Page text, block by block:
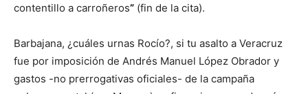
contentillo a carroñeros” (fin de la cita).
Barbajana, ¿cuáles urnas Rocío?, si tu asalto a Veracruz
fue por imposición de Andrés Manuel López Obrador y
gastos -no prerrogativas oficiales- de la campaña